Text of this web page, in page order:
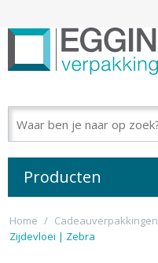
Producten
Home / Cadeauverpakkingen
Zijdevloei | Zebra